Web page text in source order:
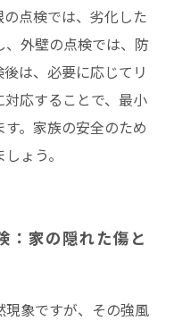
点検では、劣化した
外壁の点検では、防
は、必要に応じてリ
応することで、最小
。家族の安全のため
ょう。
：家の隠れた傷と
象ですが、その強風